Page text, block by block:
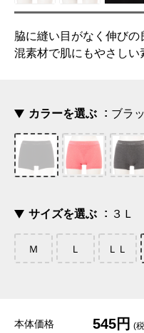
脇に縫い目がなく伸び
混素材で肌にもやさしい
カラーを選ぶ ブラ
サイズを選ぶ ３Ｌ
Ｍ Ｌ ＬＬ
本体価格 545円 (